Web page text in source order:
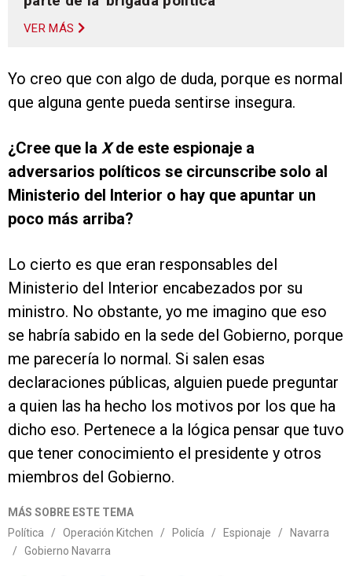
VER MÁS
Yo creo que con algo de duda, porque es normal
que alguna gente pueda sentirse insegura.
¿Cree que la Xde este espionaje a
adversarios políticos se circunscribe solo al
Ministerio del Interior o hay que apuntar un
poco más arriba?
Lo cierto es que eran responsables del
Ministerio del Interior encabezados por su
ministro. No obstante, yo me imagino que eso
se habría sabido en la sede del Gobierno, porque
me parecería lo normal. Si salen esas
declaraciones públicas, alguien puede preguntar
a quien las ha hecho los motivos por los que ha
dicho eso. Pertenece a la lógica pensar que tuvo
que tener conocimiento el presidente y otros
miembros del Gobierno.
MÁS SOBRE ESTE TEMA
Política
/ Operación Kitchen / Policía / Espionaje /
Navarra
/
Gobierno Navarra